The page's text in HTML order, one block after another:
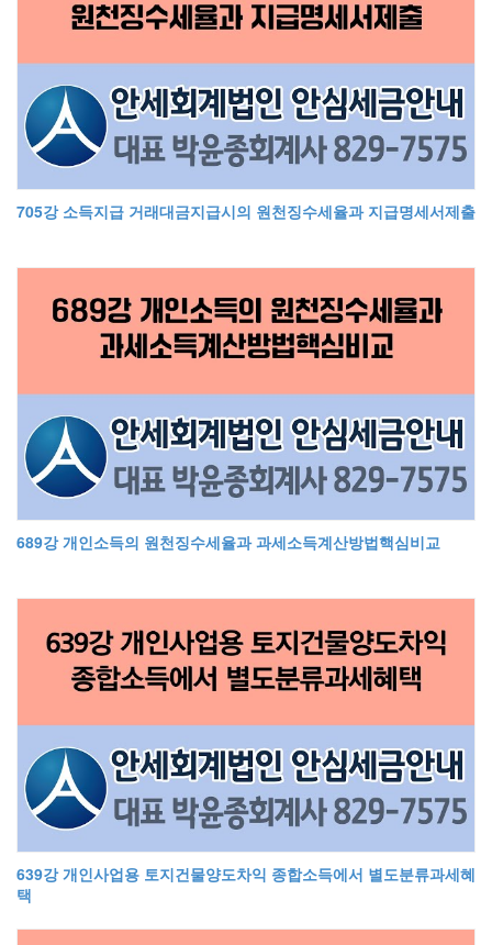
705강 소득지급 거래대금지급시의 원천징수세율과 지급명세서제출
689강 개인소득의 원천징수세율과 과세소득계산방법핵심비교
639강 개인사업용 토지건물양도차익 종합소득에서 별도분류과세혜
택